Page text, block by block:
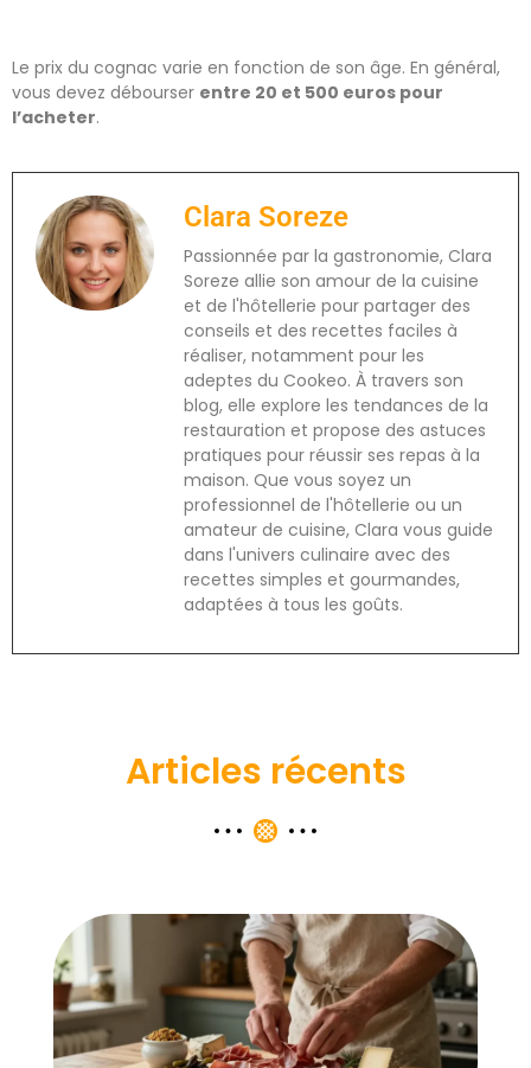
Le prix du cognac varie en fonction de son âge. En général,
vous devez débourser entre 20 et 500 euros pour
l’acheter.
Clara Soreze
Passionnée par la gastronomie, Clara
Soreze allie son amour de la cuisine
et de l'hôtellerie pour partager des
conseils et des recettes faciles à
réaliser, notamment pour les
adeptes du Cookeo. À travers son
blog, elle explore les tendances de la
restauration et propose des astuces
pratiques pour réussir ses repas à la
maison. Que vous soyez un
professionnel de l'hôtellerie ou un
amateur de cuisine, Clara vous guide
dans l'univers culinaire avec des
recettes simples et gourmandes,
adaptées à tous les goûts.
Articles récents